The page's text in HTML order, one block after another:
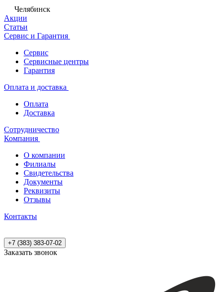
Челябинск
Акции
Статьи
Сервис и Гарантия
Сервис
Сервисные центры
Гарантия
Оплата и доставка
Оплата
Доставка
Сотрудничество
Компания
О компании
Филиалы
Свидетельства
Документы
Реквизиты
Отзывы
Контакты
+7 (383) 383-07-02
Заказать звонок